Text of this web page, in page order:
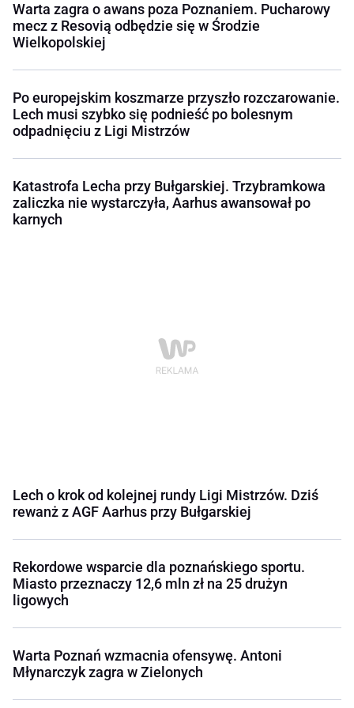
Warta zagra o awans poza Poznaniem. Pucharowy
mecz z Resovią odbędzie się w Środzie
Wielkopolskiej
Po europejskim koszmarze przyszło rozczarowanie.
Lech musi szybko się podnieść po bolesnym
odpadnięciu z Ligi Mistrzów
Katastrofa Lecha przy Bułgarskiej. Trzybramkowa
zaliczka nie wystarczyła, Aarhus awansował po
karnych
Lech o krok od kolejnej rundy Ligi Mistrzów. Dziś
rewanż z AGF Aarhus przy Bułgarskiej
Rekordowe wsparcie dla poznańskiego sportu.
Miasto przeznaczy 12,6 mln zł na 25 drużyn
ligowych
Warta Poznań wzmacnia ofensywę. Antoni
Młynarczyk zagra w Zielonych